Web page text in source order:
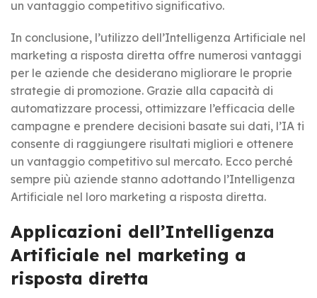
un vantaggio competitivo significativo.
In conclusione, l’utilizzo dell’Intelligenza Artificiale nel
marketing a risposta diretta offre numerosi vantaggi
per le aziende che desiderano migliorare le proprie
strategie di promozione. Grazie alla capacità di
automatizzare processi, ottimizzare l’efficacia delle
campagne e prendere decisioni basate sui dati, l’IA ti
consente di raggiungere risultati migliori e ottenere
un vantaggio competitivo sul mercato. Ecco perché
sempre più aziende stanno adottando l’Intelligenza
Artificiale nel loro marketing a risposta diretta.
Applicazioni dell’Intelligenza
Artificiale nel marketing a
risposta diretta